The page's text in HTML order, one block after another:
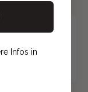
Basis von
Infos in